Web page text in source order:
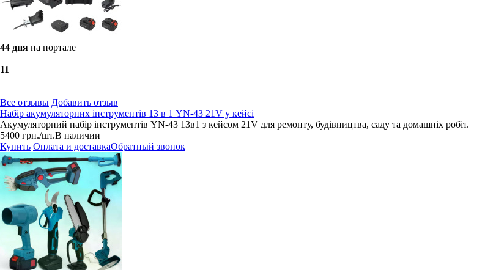
44 дня на портале
11
Все отзывы Добавить отзыв
Набір акумуляторних інструментів 13 в 1 YN-43 21V у кейсі
Акумуляторний набір інструментів YN-43 13в1 з кейсом 21V для ремонту, будівництва, саду та домашніх робіт.
5400 грн./шт.В наличии
Купить Оплата и доставкаОбратный звонок